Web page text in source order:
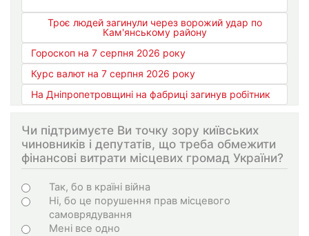
Троє людей загинули через ворожий удар по
Кам'янському району
Гороскоп на 7 серпня 2026 року
Курс валют на 7 серпня 2026 року
На Дніпропетровщині на фабриці загинув робітник
Чи підтримуєте Ви точку зору київських
чиновників і депутатів, що треба обмежити
фінансові витрати місцевих громад України?
Choices
Так, бо в країні війна
Ні, бо це порушення прав місцевого
самоврядування
Мені все одно